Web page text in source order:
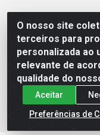
O nosso site
terceiros para
personalizada ao
relevante de
qualidade do
Aceitar
Preferências de
Padeirão
Rodovia
Muribeca,